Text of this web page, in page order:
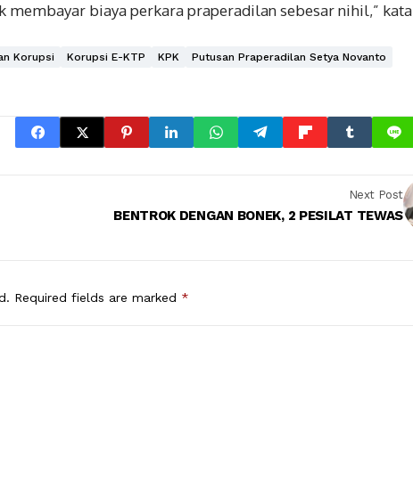
membayar biaya perkara praperadilan sebesar nihil,” kata
Korupsi Korupsi E-KTP KPK
Putusan Praperadilan Setya Novanto
Next Post
BENTROK DENGAN BONEK, 2 PESILAT TEWAS
Required fields are marked *